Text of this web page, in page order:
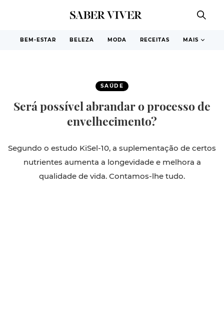
BEM-ESTAR BELEZA MODA RECEITAS MAIS
SAÚDE
Será possível abrandar o processo de
envelhecimento?
Segundo o estudo KiSel-10, a suplementação de certos
nutrientes aumenta a longevidade e melhora a
qualidade de vida. Contamos-lhe tudo.